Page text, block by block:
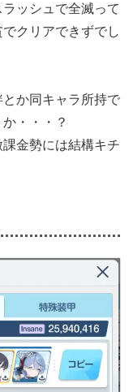
ッシュで全滅って
クリアできずでし
か同キャラ所持で
・・・？
金勢には結構キチ